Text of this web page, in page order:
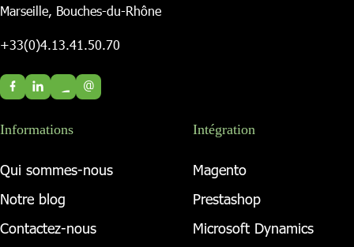
Marseille, Bouches-du-Rhône
+33(0)4.13.41.50.70
@
Informations
Qui sommes-nous
Notre blog
Contactez-nous
Intégration
Magento
Prestashop
Microsoft Dynamics